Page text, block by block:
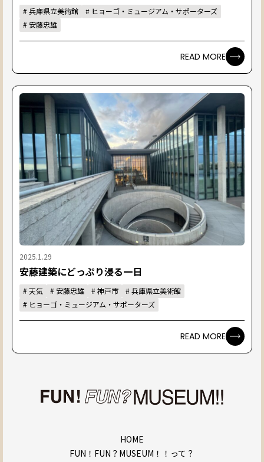
#兵庫県立美術館 # ヒョーゴ・ミュージアム・サポーターズ
# 安藤忠雄
READ MORE
2025.1.29
安藤建築にどっぷり浸る一日
#天気 # 安藤忠雄 #神戸市 #兵庫県立美術館
# ヒョーゴ・ミュージアム・サポーターズ
READ MORE
HOME
FUN！FUN？MUSEUM！！って？